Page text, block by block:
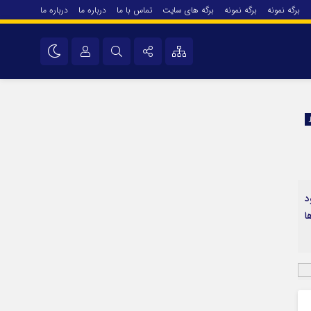
برگه نمونه برگه نمونه برگه های سایت تماس با ما درباره ما درباره ما